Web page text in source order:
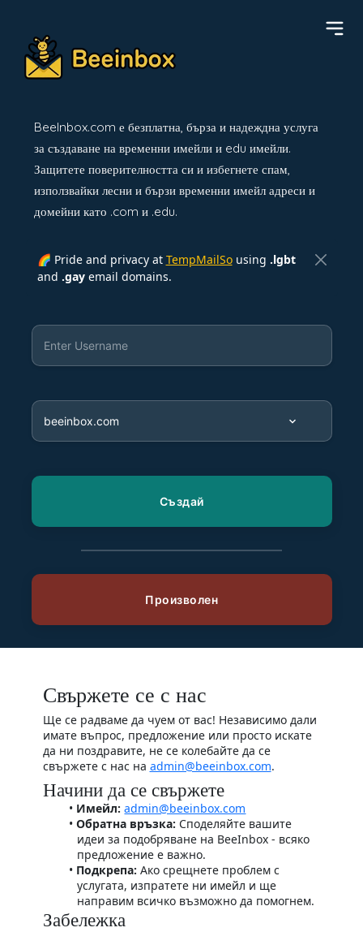
BeeInbox.com е безплатна, бърза и надеждна услуга
за създаване на временни имейли и edu имейли.
Защитете поверителността си и избегнете спам,
използвайки лесни и бързи временни имейл адреси и
домейни като .com и .edu.
🌈 Pride and privacy at TempMailSousing .lgbt
and .gayemail domains.
Свържете се с нас
Ще се радваме да чуем от вас! Независимо дали
имате въпрос, предложение или просто искате
да ни поздравите, не се колебайте да се
свържете с нас на admin@beeinbox.com.
Начини да се свържете
Имейл: admin@beeinbox.com
Обратна връзка: Споделяйте вашите
идеи за подобряване на BeeInbox - всяко
предложение е важно.
Подкрепа: Ако срещнете проблем с
услугата, изпратете ни имейл и ще
направим всичко възможно да помогнем.
Забележка